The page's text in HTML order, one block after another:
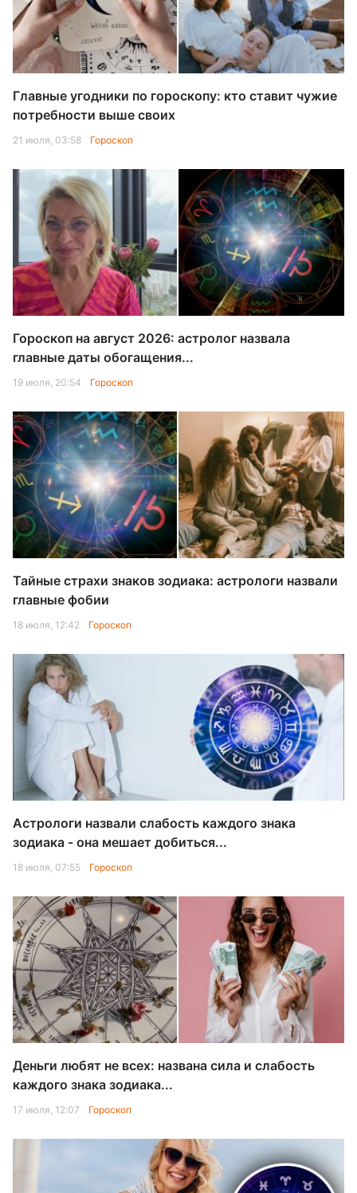
Главные угодники по гороскопу: кто ставит чужие
потребности выше своих
21 июля, 03:58 Гороскоп
Гороскоп на август 2026: астролог назвала
главные даты обогащения...
19 июля, 20:54 Гороскоп
Тайные страхи знаков зодиака: астрологи назвали
главные фобии
18 июля, 12:42 Гороскоп
Астрологи назвали слабость каждого знака
зодиака - она мешает добиться...
18 июля, 07:55 Гороскоп
Деньги любят не всех: названа сила и слабость
каждого знака зодиака...
17 июля, 12:07 Гороскоп